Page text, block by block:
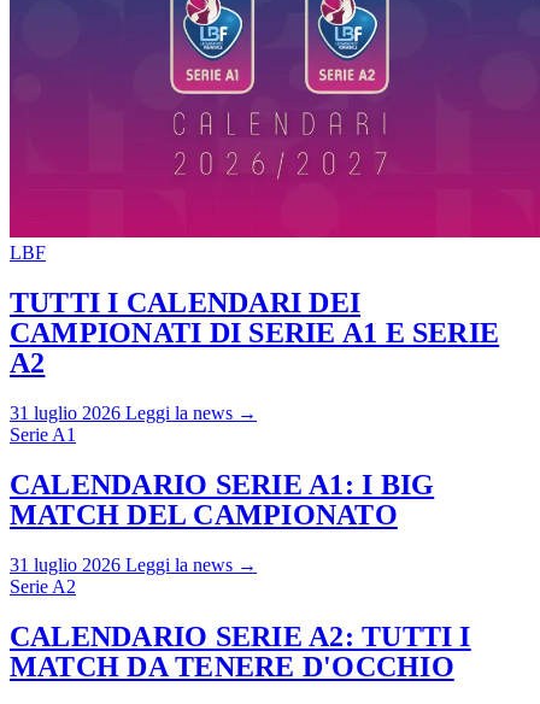
LBF
TUTTI I CALENDARI DEI
CAMPIONATI DI SERIE A1 E SERIE
A2
31 luglio 2026 Leggi la news →
Serie A1
CALENDARIO SERIE A1: I BIG
MATCH DEL CAMPIONATO
31 luglio 2026 Leggi la news →
Serie A2
CALENDARIO SERIE A2: TUTTI I
MATCH DA TENERE D'OCCHIO